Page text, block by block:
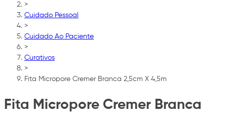
>
Cuidado Pessoal
>
Cuidado Ao Paciente
>
Curativos
>
Fita Micropore Cremer Branca 2,5cm X 4,5m
Fita Micropore Cremer Branca